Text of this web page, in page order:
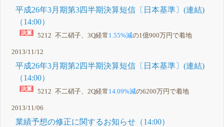
平成26年3月期第3四半期決算短信〔日本基準〕(連結)
（14:00）
5212 不二硝子、3Q経常1.55%減の1億900万円で着地
2013/11/12
平成26年3月期第2四半期決算短信〔日本基準〕(連結)
（14:00）
5212 不二硝子、2Q経常14.09%減の6200万円で着地
2013/11/06
業績予想の修正に関するお知らせ（14:00）